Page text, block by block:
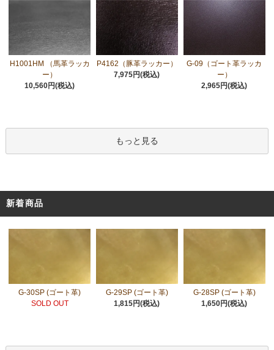
H1001HM （馬革ラッカ
ー）
10,560円(税込)
P4162（豚革ラッカー）
7,975円(税込)
G-09（ゴート革ラッカ
ー）
2,965円(税込)
もっと見る
新着商品
G-30SP (ゴート革)
SOLD OUT
G-29SP (ゴート革)
1,815円(税込)
G-28SP (ゴート革)
1,650円(税込)